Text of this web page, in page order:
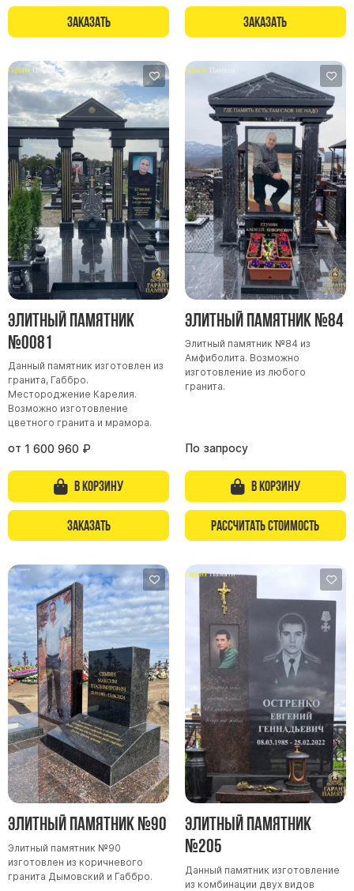
Заказать Заказать
Элитный памятник
№0081
Данный памятник изготовлен из
гранита, Габбро.
Местороджение Карелия.
Возможно изготовление
цветного гранита и мрамора.
от 1 600 960 ₽
В корзину
Заказать
Элитный памятник №84
Элитный памятник №84 из
Амфиболита. Возможно
изготовление из любого
гранита.
По запросу
В корзину
Рассчитать стоимость
Элитный памятник №90
Элитный памятник №90
изготовлен из коричневого
гранита Дымовский и Габбро.
Элитный памятник
№205
Данный памятник изготовление
из комбинации двух видов